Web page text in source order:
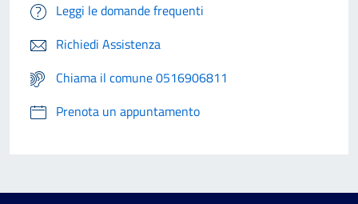
Leggi le domande frequenti
Richiedi Assistenza
Chiama il comune 0516906811
Prenota un appuntamento